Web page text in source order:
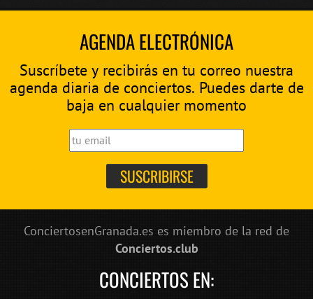
AGENDA ELECTRÓNICA
Suscríbete y recibirás en tu correo nuestra
agenda diaria de conciertos. Puedes darte de
baja en cualquier momento
ConciertosenGranada.es es miembro de la red de
Conciertos.club
CONCIERTOS EN: